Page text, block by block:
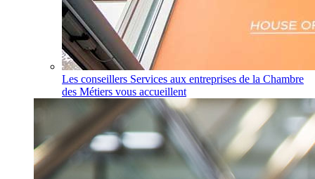
Les conseillers Services aux entreprises de la Chambre
des Métiers vous accueillent